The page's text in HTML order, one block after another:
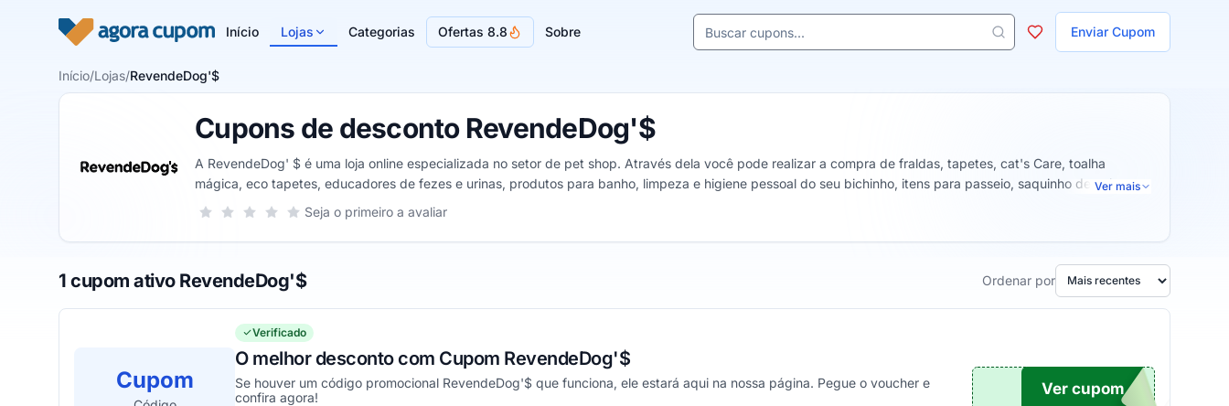
Início Lojas Categorias Ofertas 8.8 Sobre Enviar Cupom
Buscar cupons e lojas
Início/Lojas/RevendeDog'$
Cupons de desconto RevendeDog'$
A RevendeDog' $ é uma loja online especializada no setor de pet shop. Através dela você pode realizar a compra de fraldas, tapetes, cat's Care, toalha
mágica, eco tapetes, educadores de fezes e urinas, produtos para banho, limpeza e higiene pessoal do seu bichinho, itens para passeio, saquinho de coletor
de fezes, bebedouros e comedouros.
Ver mais
Sua nota para RevendeDog'$, de 1 a 5 estrelas
5 estrelas
4 estrelas
3 estrelas
2 estrelas
1 estrela Seja o primeiro a avaliar
1 cupom ativo RevendeDog'$ Ordenar por
Cupom
Verificado
O melhor desconto com Cupom RevendeDog'$
Se houver um código promocional RevendeDog'$ que funciona, ele estará aqui na nossa página. Pegue o voucher e
confira agora!
TICO
Ver cupom